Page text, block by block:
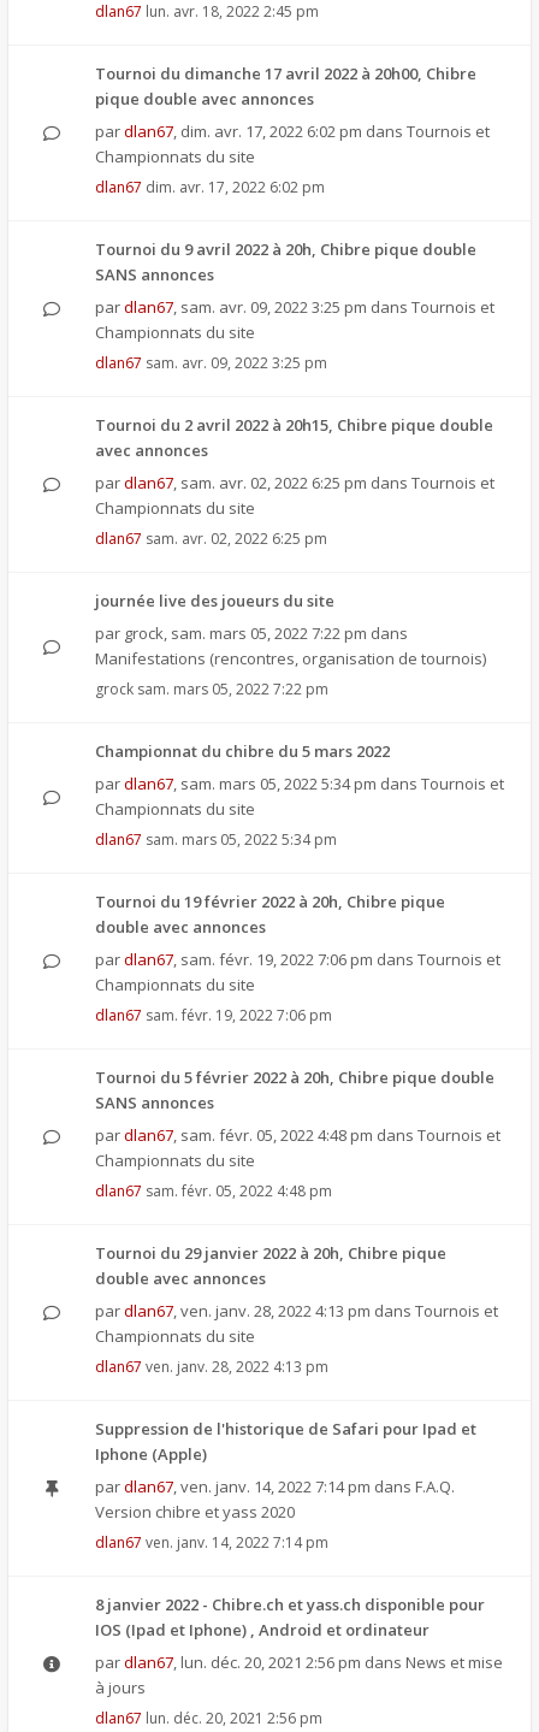
dlan67 lun. avr. 18, 2022 2:45 pm
Tournoi du dimanche 17 avril 2022 à 20h00, Chibre
pique double avec annonces
pardlan67, dim. avr. 17, 2022 6:02 pm dans Tournois et
Championnats du site
dlan67 dim. avr. 17, 2022 6:02 pm
Tournoi du 9 avril 2022 à 20h, Chibre pique double
SANS annonces
pardlan67, sam. avr. 09, 2022 3:25 pm dans Tournois et
Championnats du site
dlan67 sam. avr. 09, 2022 3:25 pm
Tournoi du 2 avril 2022 à 20h15, Chibre pique double
avec annonces
pardlan67, sam. avr. 02, 2022 6:25 pm dans Tournois et
Championnats du site
dlan67 sam. avr. 02, 2022 6:25 pm
journée live des joueurs du site
par grock, sam. mars 05, 2022 7:22 pm dans
Manifestations (rencontres, organisation de tournois)
grock sam. mars 05, 2022 7:22 pm
Championnat du chibre du 5 mars 2022
pardlan67, sam. mars 05, 2022 5:34 pm dans Tournois et
Championnats du site
dlan67 sam. mars 05, 2022 5:34 pm
Tournoi du 19 février 2022 à 20h, Chibre pique
double avec annonces
pardlan67, sam. févr. 19, 2022 7:06 pm dans Tournois et
Championnats du site
dlan67 sam. févr. 19, 2022 7:06 pm
Tournoi du 5 février 2022 à 20h, Chibre pique double
SANS annonces
pardlan67, sam. févr. 05, 2022 4:48 pm dans Tournois et
Championnats du site
dlan67 sam. févr. 05, 2022 4:48 pm
Tournoi du 29 janvier 2022 à 20h, Chibre pique
double avec annonces
pardlan67,ven. janv. 28, 2022 4:13 pm dans Tournois et
Championnats du site
dlan67 ven. janv. 28, 2022 4:13 pm
Suppression de l'historique de Safari pour Ipad et
Iphone (Apple)
pardlan67,ven. janv. 14, 2022 7:14 pm dans F.A.Q.
Version chibre et yass 2020
dlan67 ven. janv. 14, 2022 7:14 pm
8 janvier 2022 - Chibre.ch et yass.ch disponible pour
IOS (Ipad et Iphone) , Android et ordinateur
pardlan67, lun. déc. 20, 2021 2:56 pm dans News et mise
à jours
dlan67 lun. déc. 20, 2021 2:56 pm